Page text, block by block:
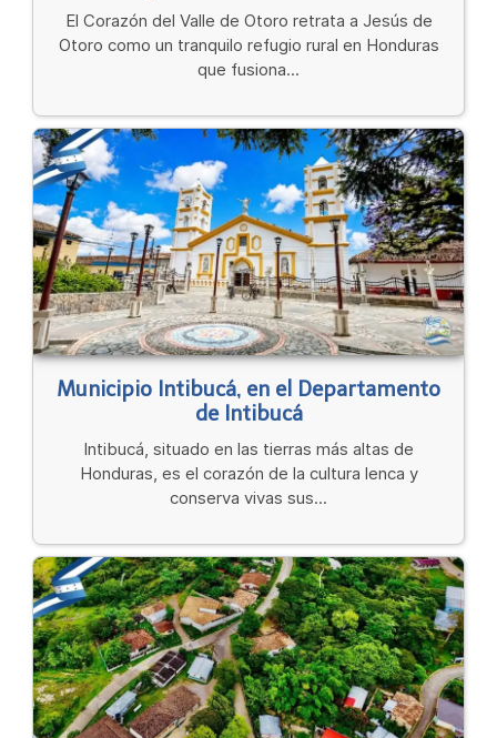
El Corazón del Valle de Otoro retrata a Jesús de
Otoro como un tranquilo refugio rural en Honduras
que fusiona...
Municipio Intibucá, en el Departamento
de Intibucá
Intibucá, situado en las tierras más altas de
Honduras, es el corazón de la cultura lenca y
conserva vivas sus...